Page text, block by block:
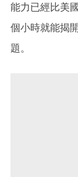
能力已經比美
個小時就能揭
題。